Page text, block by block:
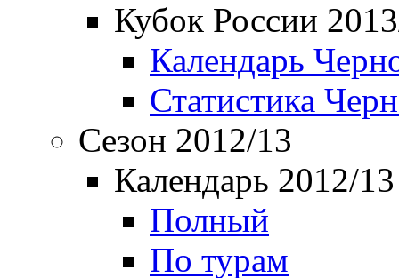
Кубок России
Календарь
Статистика
Сезон 2012/13
Календарь 2012/13
Полный
По турам